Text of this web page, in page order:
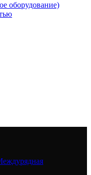
оборудование)